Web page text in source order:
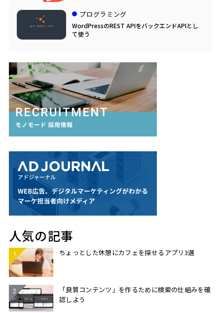
プログラミング
WordPressのREST APIをバックエンドAPIとし
て使う
人気の記事
ちょっとした休憩にカフェを探せるアプリ3選
「良質コンテンツ」を作るために検索の仕組みを確
認しよう